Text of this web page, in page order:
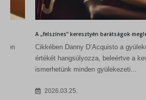
A „felszínes” keresztyén barátságok meglepő
Cikkében Danny D’Acquisto a gyülekezeten
értékét hangsúlyozza, beleértve a kevésbé
ismerhetünk minden gyülekezeti...
2026.03.25.